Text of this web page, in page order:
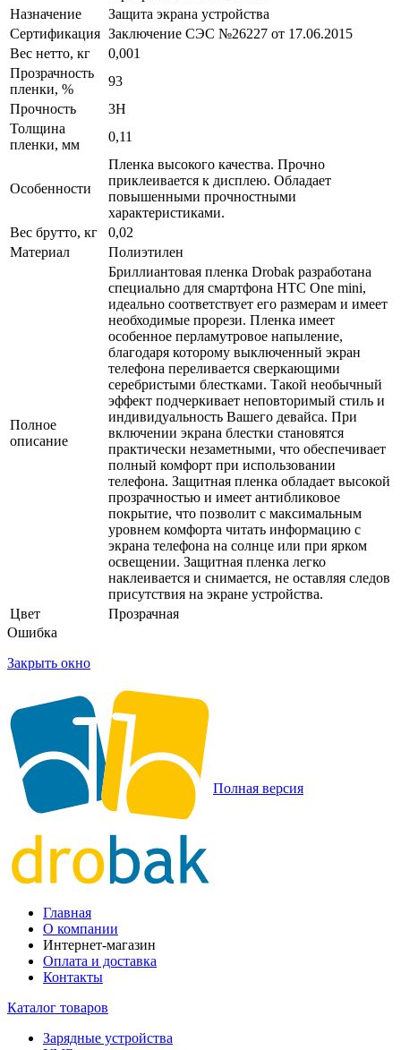
Назначение
Защита экрана устройства
Сертификация Заключение СЭС №26227 от 17.06.2015
Вес нетто, кг
0,001
Прозрачность
пленки, %
93
Прочность
3H
Толщина
пленки, мм
0,11
Особенности
Пленка высокого качества. Прочно
приклеивается к дисплею. Обладает
повышенными прочностными
характеристиками.
Вес брутто, кг
0,02
Материал
Полиэтилен
Полное
описание
Бриллиантовая пленка Drobak разработана
специально для смартфона HTC One mini,
идеально соответствует его размерам и имеет
необходимые прорези. Пленка имеет
особенное перламутровое напыление,
благодаря которому выключенный экран
телефона переливается сверкающими
серебристыми блестками. Такой необычный
эффект подчеркивает неповторимый стиль и
индивидуальность Вашего девайса. При
включении экрана блестки становятся
практически незаметными, что обеспечивает
полный комфорт при использовании
телефона. Защитная пленка обладает высокой
прозрачностью и имеет антибликовое
покрытие, что позволит с максимальным
уровнем комфорта читать информацию с
экрана телефона на солнце или при ярком
освещении. Защитная пленка легко
наклеивается и снимается, не оставляя следов
присутствия на экране устройства.
Цвет
Прозрачная
Ошибка
Закрыть окно
Полная версия
Главная
О компании
Интернет-магазин
Оплата и доставка
Контакты
Каталог товаров
Зарядные устройства